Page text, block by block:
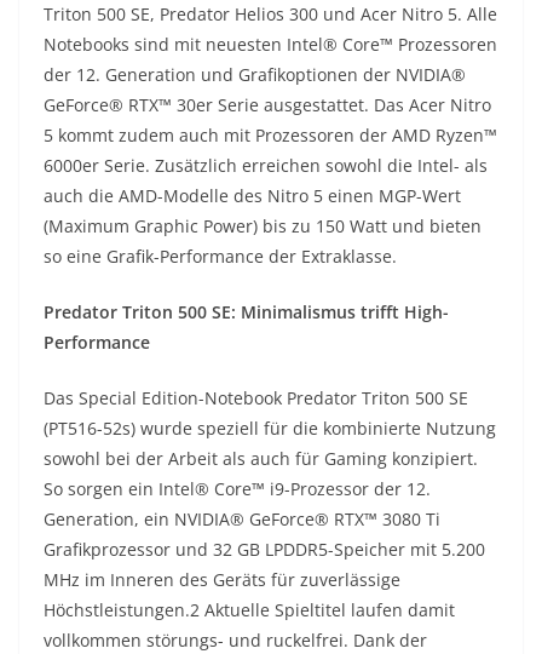
Triton 500 SE, Predator Helios 300 und Acer Nitro 5. Alle
Notebooks sind mit neuesten Intel® Core™ Prozessoren
der 12. Generation und Grafikoptionen der NVIDIA®
GeForce® RTX™ 30er Serie ausgestattet. Das Acer Nitro
5 kommt zudem auch mit Prozessoren der AMD Ryzen™
6000er Serie. Zusätzlich erreichen sowohl die Intel- als
auch die AMD-Modelle des Nitro 5 einen MGP-Wert
(Maximum Graphic Power) bis zu 150 Watt und bieten
so eine Grafik-Performance der Extraklasse.
Predator Triton 500 SE: Minimalismus trifft High-
Performance
Das Special Edition-Notebook Predator Triton 500 SE
(PT516-52s) wurde speziell für die kombinierte Nutzung
sowohl bei der Arbeit als auch für Gaming konzipiert.
So sorgen ein Intel® Core™ i9-Prozessor der 12.
Generation, ein NVIDIA® GeForce® RTX™ 3080 Ti
Grafikprozessor und 32 GB LPDDR5-Speicher mit 5.200
MHz im Inneren des Geräts für zuverlässige
Höchstleistungen.2 Aktuelle Spieltitel laufen damit
vollkommen störungs- und ruckelfrei. Dank der